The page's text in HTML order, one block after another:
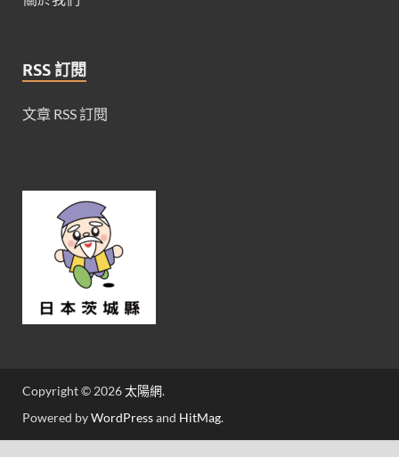
RSS 訂閱
文章 RSS 訂閱
Copyright © 2026太陽網.
Powered byWordPressand HitMag.